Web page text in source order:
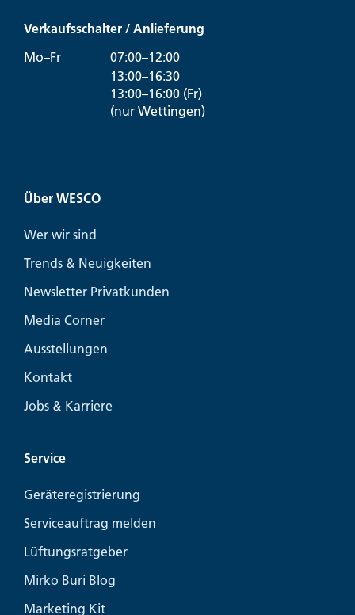
Verkaufsschalter / Anlieferung
Mo–Fr
07:00–12:00
13:00–16:30
13:00–16:00 (Fr)
(nur Wettingen)
Über WESCO
Wer wir sind
Trends & Neuigkeiten
Newsletter Privatkunden
Media Corner
Ausstellungen
Kontakt
Jobs & Karriere
Service
Geräteregistrierung
Serviceauftrag melden
Lüftungsratgeber
Mirko Buri Blog
Marketing Kit